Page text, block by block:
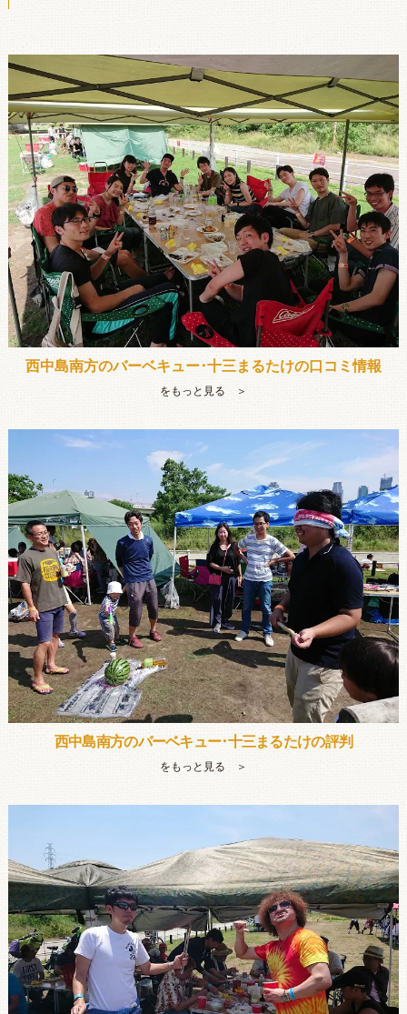
西中島南方のバーベキュー･十三まるたけの口コミ情報
をもっと見る ＞
西中島南方のバーベキュー･十三まるたけの評判
をもっと見る ＞